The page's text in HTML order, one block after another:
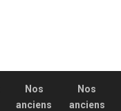
Nos
anciens
Nos
anciens